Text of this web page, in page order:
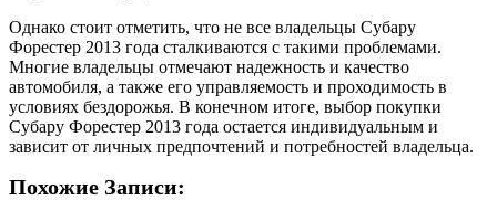
Однако стоит отметить, что не все владельцы Субару
Форестер 2013 года сталкиваются с такими проблемами.
Многие владельцы отмечают надежность и качество
автомобиля, а также его управляемость и проходимость в
условиях бездорожья. В конечном итоге, выбор покупки
Субару Форестер 2013 года остается индивидуальным и
зависит от личных предпочтений и потребностей владельца.
Похожие Записи: